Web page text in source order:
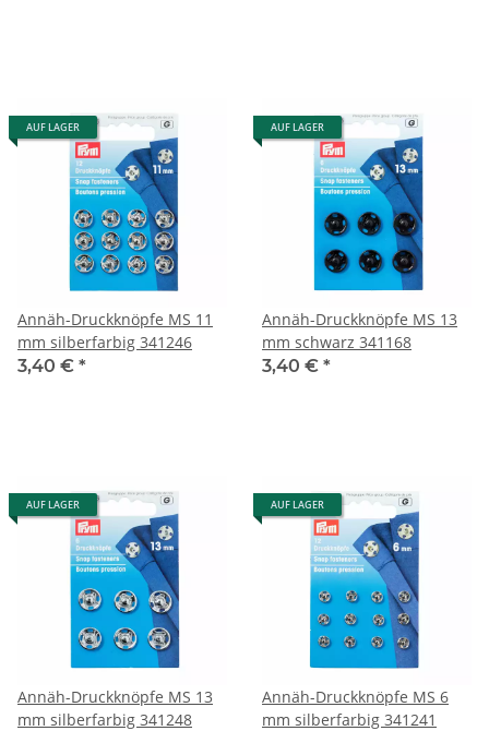
AUF LAGER
Annäh-Druckknöpfe MS 11
mm silberfarbig 341246
3,40 € *
AUF LAGER
Annäh-Druckknöpfe MS 13
mm schwarz 341168
3,40 € *
AUF LAGER
Annäh-Druckknöpfe MS 13
mm silberfarbig 341248
AUF LAGER
Annäh-Druckknöpfe MS 6
mm silberfarbig 341241